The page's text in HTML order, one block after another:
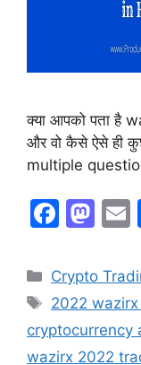
क्या आपको पता है
और वो कैसे ऐसे ही
multiple
F
c
e
b
o
M
st
o
d
o
l
Crypto
2022
cryptocurrency
wazirx 2022